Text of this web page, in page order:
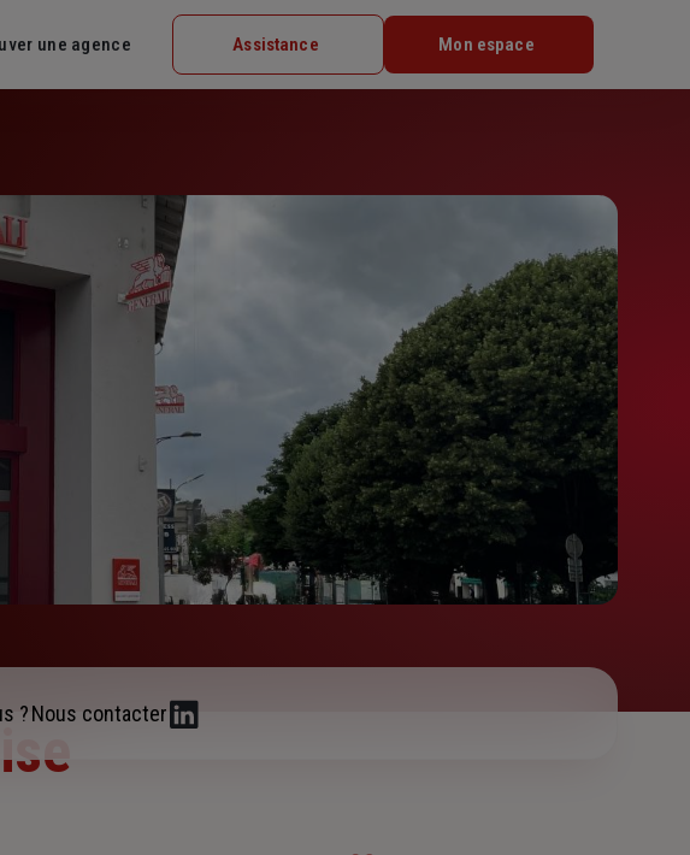
une agence Assistance Mon espace
?Nous contacter